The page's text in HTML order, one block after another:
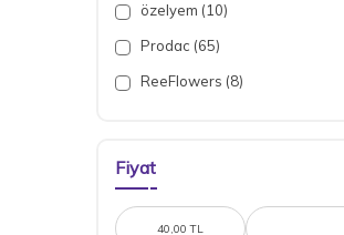
özelyem (10)
Prodac (65)
ReeFlowers (8)
Tropical (128)
Fiyat